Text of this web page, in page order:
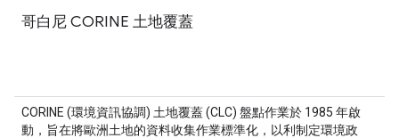
哥白尼 CORINE 土地覆蓋
CORINE (環境資訊協調) 土地覆蓋 (CLC) 盤點作業於 1985 年啟
動，旨在將歐洲土地的資料收集作業標準化，以利制定環境政